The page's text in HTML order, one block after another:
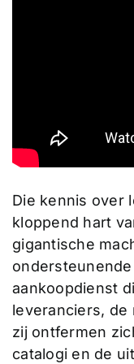
Die kennis over
kloppend hart
gigantische
aankoopdienst
leveranciers, de
zij ontfermen
catalogi en de